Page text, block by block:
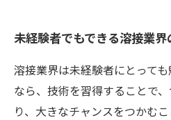
未経験者でもできる溶接業界
溶接業界は未経験者にとって
なら、技術を習得することで
り、大きなチャンスをつかむ